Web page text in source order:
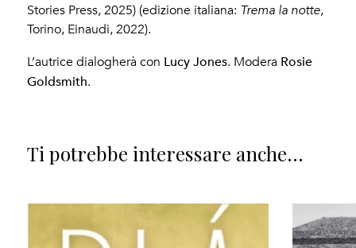
Stories Press, 2025) (edizione italiana: Trema la notte,
Torino, Einaudi, 2022).
L’autrice dialogherà con Lucy Jones. Modera Rosie
Goldsmith.
Ti potrebbe interessare anche...